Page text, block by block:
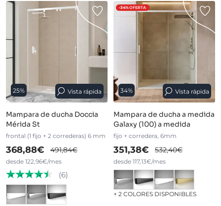
25% Vista rápida
Mampara de ducha Doccia
Mérida St
frontal (1 fijo + 2 correderas) 6 mm
368,88€ 491,84€
desde 122,96€/mes
(6)
-34%OFERTA
34% Vista rápida
Mampara de ducha a medida
Galaxy (100) a medida
fijo + corredera, 6mm
351,38€ 532,40€
desde 117,13€/mes
+ 2 COLORES DISPONIBLES